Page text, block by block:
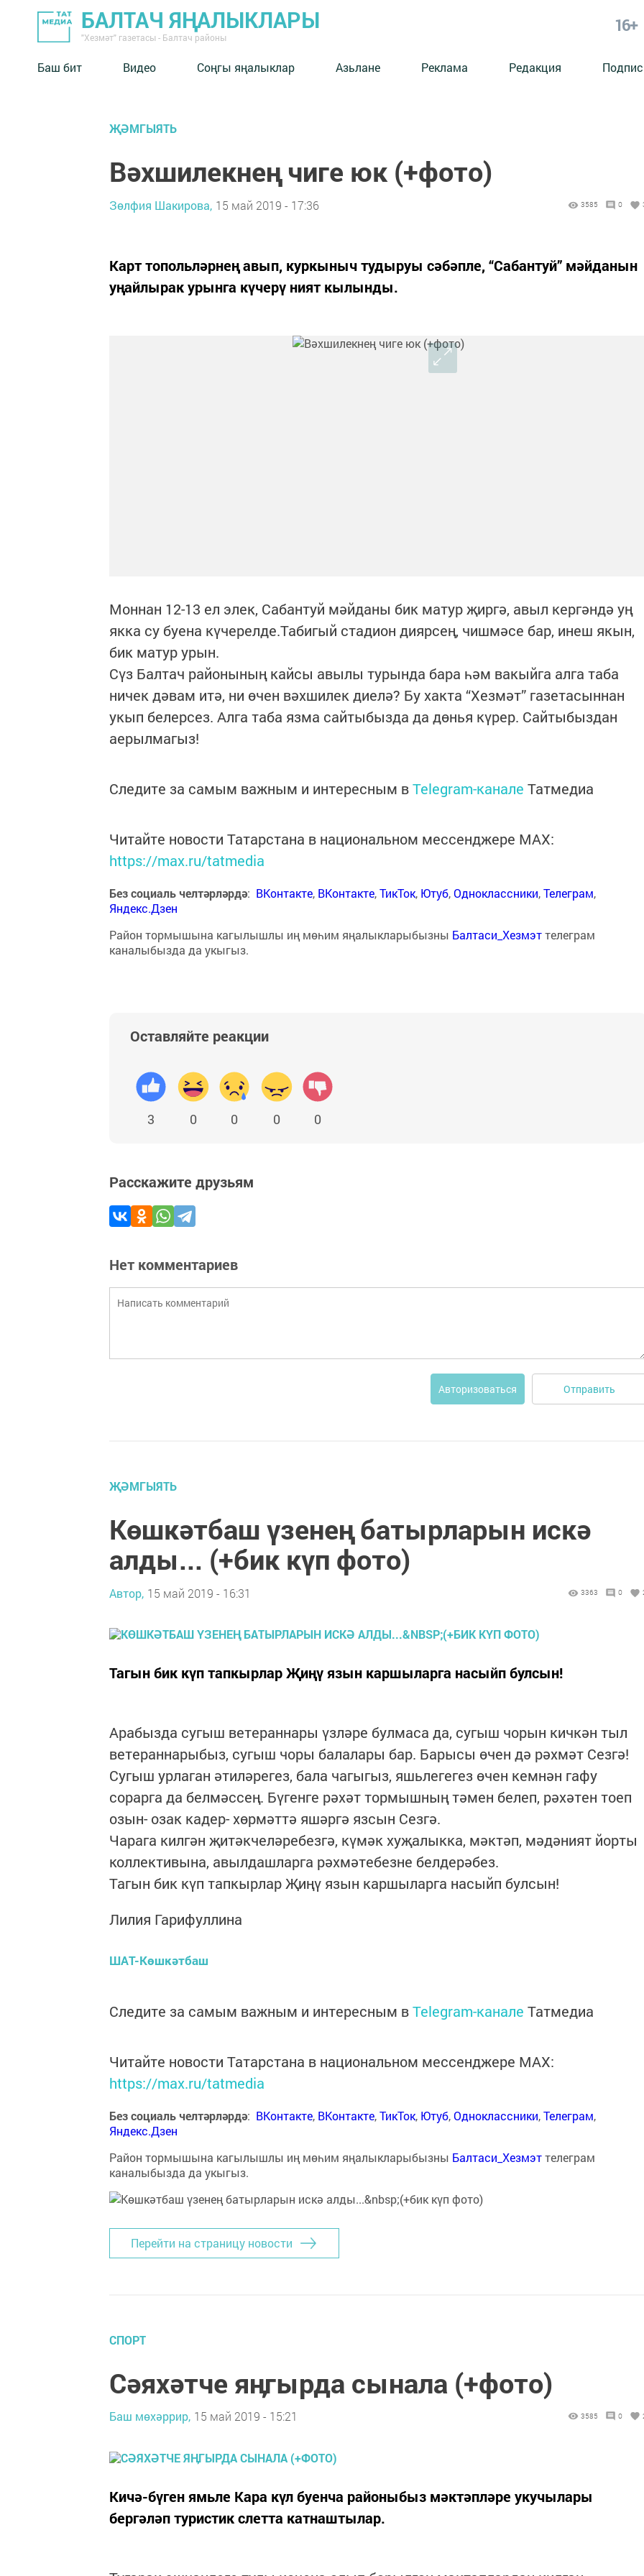
БАЛТАЧ ЯҢАЛЫКЛАРЫ
"Хезмәт" газетасы - Балтач районы
16+
Баш бит Видео Соңгы яңалыклар Азьлане Реклама Редакция
ҖӘМГЫЯТЬ
Вәхшилекнең чиге юк (+фото)
Зөлфия Шакирова, 15 май 2019 - 17:36 3585 0
Карт топольләрнең авып, куркыныч тудыруы сәбәпле, “Сабантуй” мәйданын
уңайлырак урынга күчерү ният кылынды.
Моннан 12-13 ел элек, Сабантуй мәйданы бик матур җиргә, авыл кергәндә уң
якка су буена күчерелде.Табигый стадион диярсең, чишмәсе бар, инеш якын,
бик матур урын.
Сүз Балтач районының кайсы авылы турында бара һәм вакыйга алга таба
ничек дәвам итә, ни өчен вәхшилек диелә? Бу хакта “Хезмәт” газетасыннан
укып белерсез. Алга таба язма сайтыбызда да дөнья күрер. Сайтыбыздан
аерылмагыз!
Следите за самым важным и интересным вTelegram-канале Татмедиа
Читайте новости Татарстана в национальном мессенджере MАХ:
https://max.ru/tatmedia
Без социаль челтәрләрдә: ВКонтакте, ВКонтакте,ТикТок, Ютуб,Одноклассники,Телеграм,
Яндекс.Дзен
Район тормышына кагылышлы иң мөһим яңалыкларыбызны Балтаси_Хезмэттелеграм
каналыбызда да укыгыз.
Оставляйте реакции
3 0 0 0 0
Расскажите друзьям
Нет комментариев
Авторизоваться Отправить
ҖӘМГЫЯТЬ
Көшкәтбаш үзенең батырларын искә
алды... (+бик күп фото)
Автор, 15 май 2019 - 16:31 3363 0
Тагын бик күп тапкырлар Җиңү язын каршыларга насыйп булсын!
Арабызда сугыш ветераннары үзләре булмаса да, сугыш чорын кичкән тыл
ветераннарыбыз, сугыш чоры балалары бар. Барысы өчен дә рәхмәт Сезгә!
Сугыш урлаган әтиләрегез, бала чагыгыз, яшьлегегез өчен кемнән гафу
сорарга да белмәссең. Бүгенге рәхәт тормышның тәмен белеп, рәхәтен тоеп
озын- озак кадер- хөрмәттә яшәргә язсын Сезгә.
Чарага килгән җитәкчеләребезгә, күмәк хуҗалыкка, мәктәп, мәдәният йорты
коллективына, авылдашларга рәхмәтебезне белдерәбез.
Тагын бик күп тапкырлар Җиңү язын каршыларга насыйп булсын!
Лилия Гарифуллина
ШАТ-Көшкәтбаш
Следите за самым важным и интересным вTelegram-канале Татмедиа
Читайте новости Татарстана в национальном мессенджере MАХ:
https://max.ru/tatmedia
Без социаль челтәрләрдә: ВКонтакте, ВКонтакте,ТикТок, Ютуб,Одноклассники,Телеграм,
Яндекс.Дзен
Район тормышына кагылышлы иң мөһим яңалыкларыбызны Балтаси_Хезмэттелеграм
каналыбызда да укыгыз.
Перейти на страницу новости
СПОРТ
Сәяхәтче яӊгырда сынала (+фото)
Баш мөхәррир, 15 май 2019 - 15:21 3585 0
Кичә-бүген ямьле Кара күл буенча районыбыз мәктәпләре укучылары
бергәләп туристик слетта катнаштылар.